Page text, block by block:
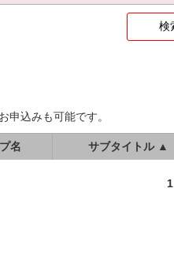
申込みも可能です。
名 サブタイトル ▲
1